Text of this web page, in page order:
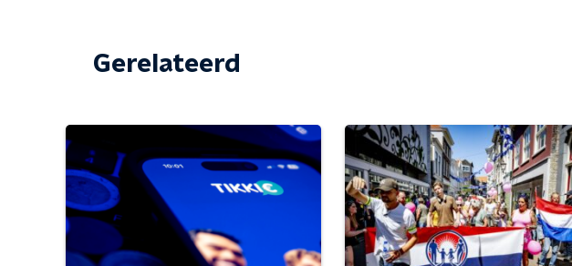
Gerelateerd